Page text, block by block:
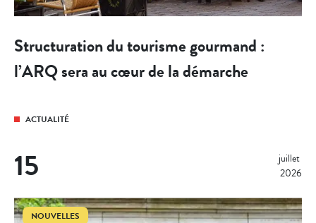
Structuration du tourisme gourmand :
l’ARQ sera au cœur de la démarche
ACTUALITÉ
15
juillet
2026
NOUVELLES